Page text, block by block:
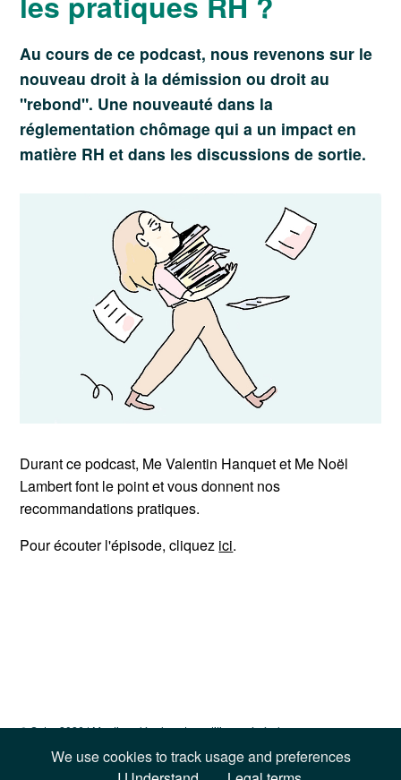
We use cookies to track usage and preferences
Au cours de ce podcast, nous revenons sur le
nouveau droit à la démission ou droit au
"rebond". Une nouveauté dans la
réglementation chômage qui a un impact en
matière RH et dans les discussions de sortie.
Durant ce podcast, Me Valentin Hanquet et Me Noël
Lambert font le point et vous donnent nos
recommandations pratiques.
Pour écouter l'épisode, cliquez ici.
© Sotra 2026 |Mentions légales et conditions générales